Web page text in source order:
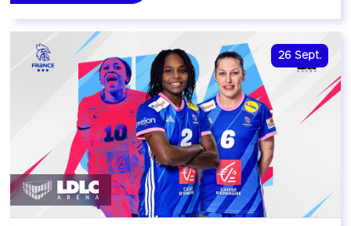
26 Sept.